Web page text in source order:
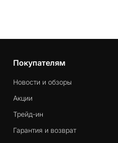
Покупателям
Новости и обзоры
Акции
Трейд-ин
Гарантия и возврат